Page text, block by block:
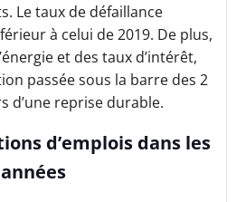
Le taux de défaillance
à celui de 2019. De plus,
et des taux d’intérêt,
passée sous la barre des 2
d’une reprise durable.
d’emplois dans les